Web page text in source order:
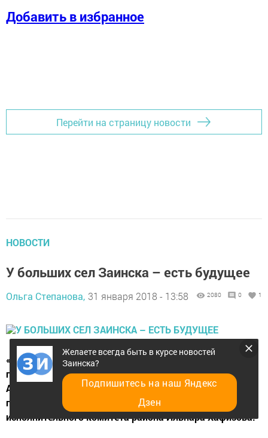
Добавить в избранное
Перейти на страницу новости
НОВОСТИ
У больших сел Заинска – есть будущее
Ольга Степанова, 31 января 2018 - 13:58 2080 0 1
«Качество жизни на селе» – стало очередной темой,
поднятой на встрече глав сельских поселений в
Александровской Слободе. Выездное совещание
прошло под председательством руководителя
исполнительного комитета района Ильнара Хафизова.
Желаете всегда быть в курсе новостей
Заинска?
Подпишитесь на наш Яндекс
Дзен